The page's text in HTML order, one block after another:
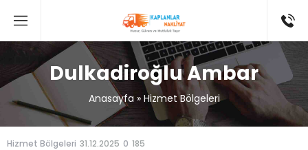
Dulkadiroğlu Ambar
Anasayfa » Hizmet Bölgeleri
Hizmet Bölgeleri 31.12.2025 0 185